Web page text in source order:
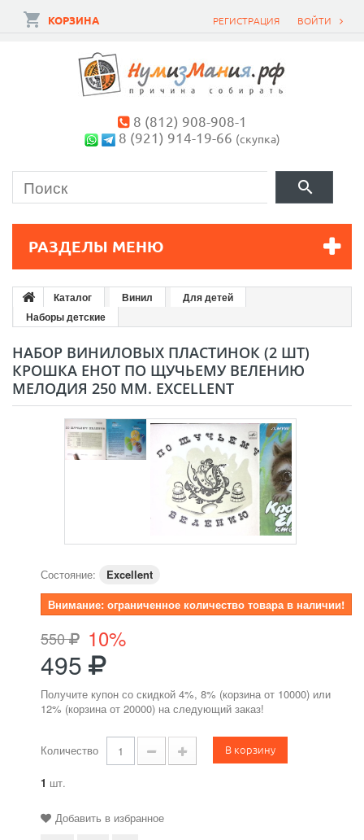
ВОЙТИ
РЕГИСТРАЦИЯ
КОРЗИНА
8 (812) 908-908-1
8 (921) 914-19-66 (скупка)
РАЗДЕЛЫ МЕНЮ
Каталог Винил
Для детей
Наборы детские
НАБОР ВИНИЛОВЫХ ПЛАСТИНОК (2 ШТ)
КРОШКА ЕНОТ ПО ЩУЧЬЕМУ ВЕЛЕНИЮ
МЕЛОДИЯ 250 ММ. EXCELLENT
Состояние:
Excellent
Внимание: ограниченное количество товара в наличии!
550 10%
495
Получите купон со скидкой 4%, 8% (корзина от 10000) или
12% (корзина от 20000) на следующий заказ!
Количество В корзину
1 шт.
Добавить в избранное